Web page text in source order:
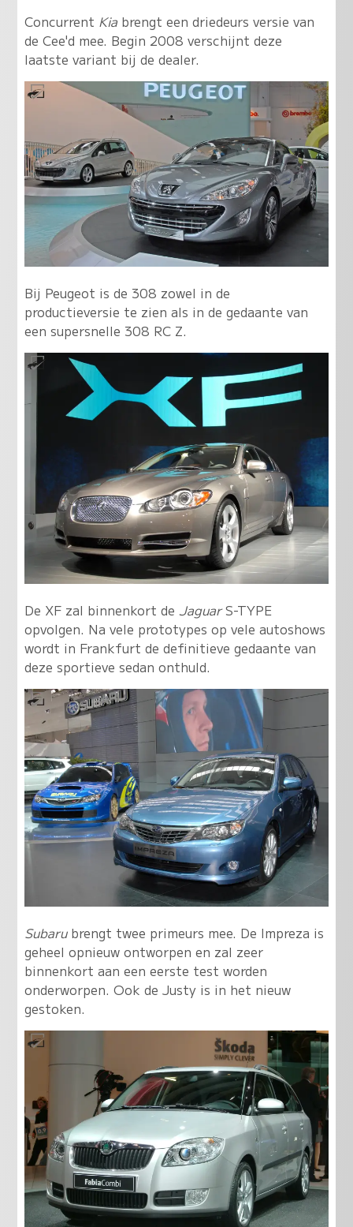
Concurrent Kiabrengt een driedeurs versie van
de Cee'd mee. Begin 2008 verschijnt deze
laatste variant bij de dealer.
Bij Peugeot is de 308 zowel in de
productieversie te zien als in de gedaante van
een supersnelle 308 RC Z.
De XF zal binnenkort de JaguarS-TYPE
opvolgen. Na vele prototypes op vele autoshows
wordt in Frankfurt de definitieve gedaante van
deze sportieve sedan onthuld.
Subarubrengt twee primeurs mee. De Impreza is
geheel opnieuw ontworpen en zal zeer
binnenkort aan een eerste test worden
onderworpen. Ook de Justy is in het nieuw
gestoken.